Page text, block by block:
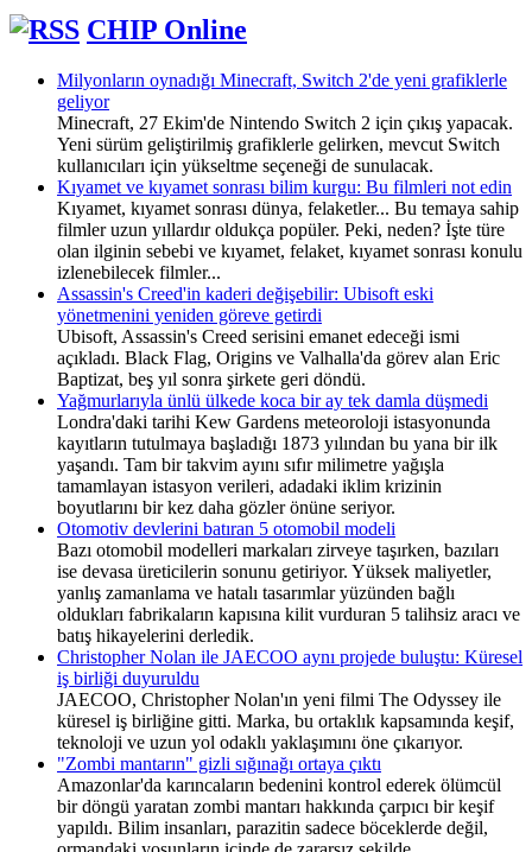
CHIP Online
Milyonların oynadığı Minecraft, Switch 2'de yeni grafiklerle
geliyor
Minecraft, 27 Ekim'de Nintendo Switch 2 için çıkış yapacak.
Yeni sürüm geliştirilmiş grafiklerle gelirken, mevcut Switch
kullanıcıları için yükseltme seçeneği de sunulacak.
Kıyamet ve kıyamet sonrası bilim kurgu: Bu filmleri not edin
Kıyamet, kıyamet sonrası dünya, felaketler... Bu temaya sahip
filmler uzun yıllardır oldukça popüler. Peki, neden? İşte türe
olan ilginin sebebi ve kıyamet, felaket, kıyamet sonrası konulu
izlenebilecek filmler...
Assassin's Creed'in kaderi değişebilir: Ubisoft eski
yönetmenini yeniden göreve getirdi
Ubisoft, Assassin's Creed serisini emanet edeceği ismi
açıkladı. Black Flag, Origins ve Valhalla'da görev alan Eric
Baptizat, beş yıl sonra şirkete geri döndü.
Yağmurlarıyla ünlü ülkede koca bir ay tek damla düşmedi
Londra'daki tarihi Kew Gardens meteoroloji istasyonunda
kayıtların tutulmaya başladığı 1873 yılından bu yana bir ilk
yaşandı. Tam bir takvim ayını sıfır milimetre yağışla
tamamlayan istasyon verileri, adadaki iklim krizinin
boyutlarını bir kez daha gözler önüne seriyor.
Otomotiv devlerini batıran 5 otomobil modeli
Bazı otomobil modelleri markaları zirveye taşırken, bazıları
ise devasa üreticilerin sonunu getiriyor. Yüksek maliyetler,
yanlış zamanlama ve hatalı tasarımlar yüzünden bağlı
oldukları fabrikaların kapısına kilit vurduran 5 talihsiz aracı ve
batış hikayelerini derledik.
Christopher Nolan ile JAECOO aynı projede buluştu: Küresel
iş birliği duyuruldu
JAECOO, Christopher Nolan'ın yeni filmi The Odyssey ile
küresel iş birliğine gitti. Marka, bu ortaklık kapsamında keşif,
teknoloji ve uzun yol odaklı yaklaşımını öne çıkarıyor.
"Zombi mantarın" gizli sığınağı ortaya çıktı
Amazonlar'da karıncaların bedenini kontrol ederek ölümcül
bir döngü yaratan zombi mantarı hakkında çarpıcı bir keşif
yapıldı. Bilim insanları, parazitin sadece böceklerde değil,